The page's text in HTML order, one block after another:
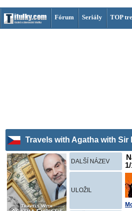
Fórum Seriály TOP
Travels with Agatha with Sir
DALŠÍ NÁZEV
ULOŽIL